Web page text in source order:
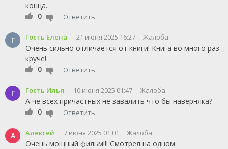
конца.
0
Ответить
Г Гость Елена 21 июня 2025 16:27 Жалоба
Очень сильно отличается от книги! Книга во много раз
круче!
0
Ответить
Г Гость Илья 10 июня 2025 01:47 Жалоба
А чё всех причастных не завалить что бы наверняка?
0
Ответить
А Алексей 7 июня 2025 01:01 Жалоба
Очень мощный фильм!!! Смотрел на одном